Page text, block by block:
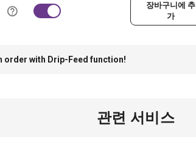
장바구니에 추
가
order with Drip-Feed function!
관련 서비스